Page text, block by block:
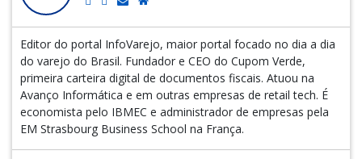
Editor do portal InfoVarejo, maior portal focado no dia a dia
do varejo do Brasil. Fundador e CEO do Cupom Verde,
primeira carteira digital de documentos fiscais. Atuou na
Avanço Informática e em outras empresas de retail tech. É
economista pelo IBMEC e administrador de empresas pela
EM Strasbourg Business School na França.